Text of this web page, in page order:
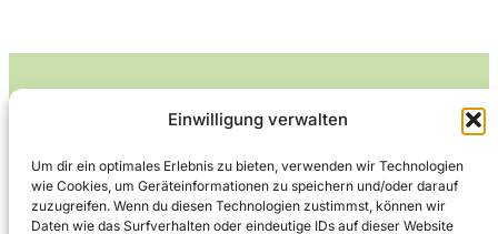
Einwilligung verwalten
Um dir ein optimales Erlebnis zu bieten, verwenden wir Technologien
wie Cookies, um Geräteinformationen zu speichern und/oder darauf
zuzugreifen. Wenn du diesen Technologien zustimmst, können wir
Daten wie das Surfverhalten oder eindeutige IDs auf dieser Website
Leckerlife
Lecker essen – gesund leben.